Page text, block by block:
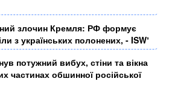
злочин Кремля: ​РФ формує
з українських полонених, - ISWʼ
потужний вибух, стіни та вікна
частинах обшинної російської